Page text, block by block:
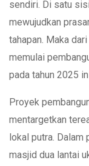
sendiri. Di satu
mewujudkan
tahapan. Maka
memulai
pada tahun 2025
Proyek
mentargetkan
lokal putra. Dalam
masjid dua lantai